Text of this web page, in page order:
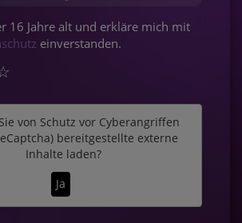
16 Jahre alt und erkläre mich mit
einverstanden.
von Schutz vor Cyberangriffen
bereitgestellte externe
Inhalte laden?
Ja